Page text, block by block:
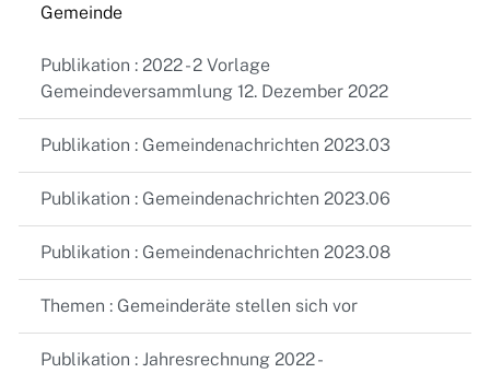
Gemeinde
Publikation : 2022 - 2 Vorlage
Gemeindeversammlung 12. Dezember 2022
Publikation : Gemeindenachrichten 2023.03
Publikation : Gemeindenachrichten 2023.06
Publikation : Gemeindenachrichten 2023.08
Themen : Gemeinderäte stellen sich vor
Publikation : Jahresrechnung 2022 -